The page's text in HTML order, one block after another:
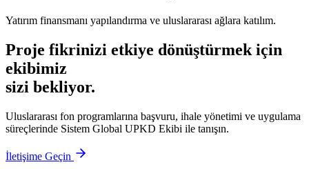
Yatırım finansmanı yapılandırma ve uluslararası ağlara katılım.
Proje fikrinizi etkiye dönüştürmek için
ekibimiz
sizi bekliyor.
Uluslararası fon programlarına başvuru, ihale yönetimi ve uygulama
süreçlerinde Sistem Global UPKD Ekibi ile tanışın.
İletişime Geçin